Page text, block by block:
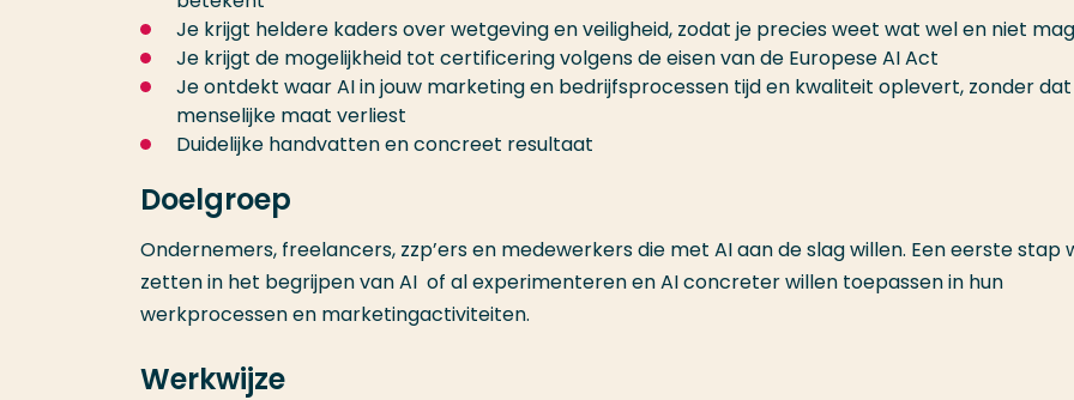
Je krijgt heldere kaders over wetgeving en veiligheid, zodat je precies weet wat wel en niet mag
Je krijgt de mogelijkheid tot certificering volgens de eisen van de Europese AI Act
Je ontdekt waar AI in jouw marketing en bedrijfsprocessen tijd en kwaliteit oplevert, zonder
menselijke maat verliest
Duidelijke handvatten en concreet resultaat
Doelgroep
Ondernemers, freelancers, zzp’ers en medewerkers die met AI aan de slag willen. Een eerste stap
zetten in het begrijpen van AI of al experimenteren en AI concreter willen toepassen in hun
werkprocessen en marketingactiviteiten.
Werkwijze